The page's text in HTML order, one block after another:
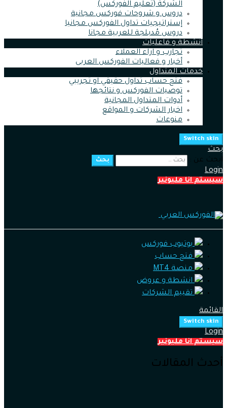
الشركة (تعليم الفوركس)
دروس و شروحات فوركس مجانية
إستراتيجيات تداول الفوركس مجانيا
دروس مُدبلجة للعربية مجانا
أنشطة و فاعليات
تجارب و اراء العملاء
أخبار و فعاليات الفوركس العربى
خدمات المتداول
فتح حساب تداول حقيقي او تجريبي
توصيات الفوركس و نتائجها
أدوات المتداول المجانية
اخبار الشركات و المواقع
منوعات
Switch skin
بحث
ابحث عن :
بحث
Login
سيستم انا مليونير
يوتيوب فوركس
فتح حساب
منصة MT4
انشطة و عروض
تقييم الشركات
القائمة
Switch skin
Login
سيستم انا مليونير
أحدث المقالات